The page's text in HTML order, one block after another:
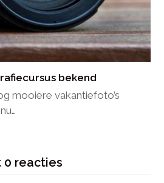
bekend
mooiere vakantiefoto’s
0 reacties